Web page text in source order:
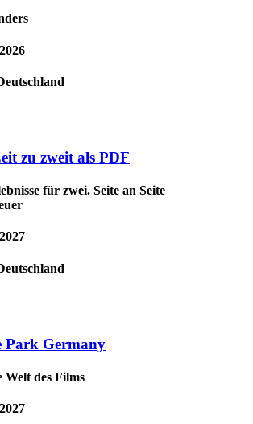
zu zweit als PDF
für zwei. Seite an Seite
Germany
des Films